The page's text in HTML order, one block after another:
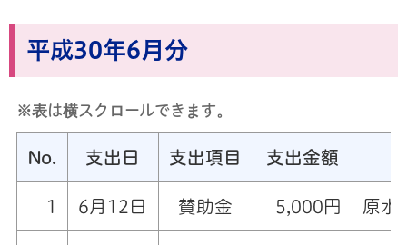
平成30年6月分
※表は横スクロールできます。
No. 支出日 支出項目 支出金額
1 6月12日 賛助金 5,000円 原水